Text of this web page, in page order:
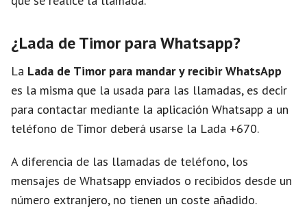
¿Lada de Timor para Whatsapp?
La Lada de Timor para mandar y recibir WhatsApp
es la misma que la usada para las llamadas, es decir
para contactar mediante la aplicación Whatsapp a un
teléfono de Timor deberá usarse la Lada +670.
A diferencia de las llamadas de teléfono, los
mensajes de Whatsapp enviados o recibidos desde un
número extranjero, no tienen un coste añadido.